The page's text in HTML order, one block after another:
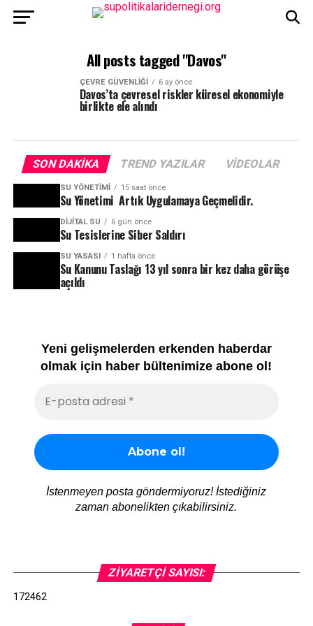
All posts tagged "Davos"
ÇEVRE GÜVENLIĞI 6 ay önce
Davos’ta çevresel riskler küresel ekonomiyle
birlikte ele alındı
SON DAKIKA TREND YAZILAR VIDEOLAR
SU YÖNETIMI 15 saat önce
Su Yönetimi Artık Uygulamaya Geçmelidir.
DIJITAL SU 6 gün önce
Su Tesislerine Siber Saldırı
SU YASASI 1 hafta önce
Su Kanunu Taslağı 13 yıl sonra bir kez daha görüşe
açıldı
Yeni gelişmelerden erkenden haberdar
olmak için haber bültenimize abone ol!
İstenmeyen posta göndermiyoruz! İstediğiniz
zaman abonelikten çıkabilirsiniz.
ZIYARETÇI SAYISI:
172462